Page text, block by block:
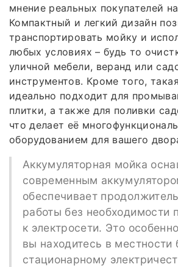
мнение реальных покупателей
Компактный и легкий дизайн
транспортировать мойку и
любых условиях – будь то
уличной мебели, веранд или
инструментов. Кроме того,
идеально подходит для
плитки, а также для поливки
что делает её
оборудованием для вашего
Аккумуляторная мойка
современным
обеспечивает
работы без необходимости
к электросети. Это
вы находитесь в местности
стационарному